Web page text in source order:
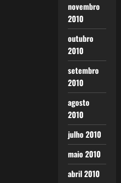
novembro
2010
outubro
2010
setembro
2010
agosto
2010
julho 2010
maio 2010
abril 2010